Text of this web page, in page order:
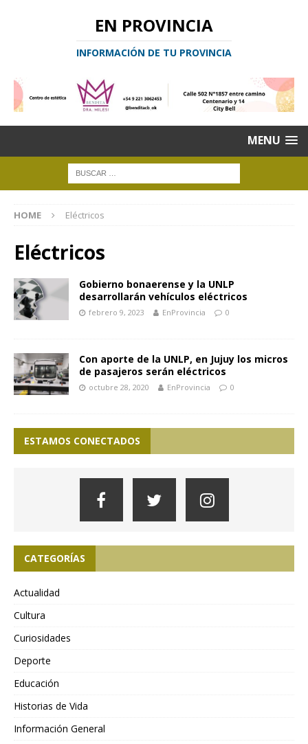
EN PROVINCIA
INFORMACIÓN DE TU PROVINCIA
MENU
HOME Eléctricos
Eléctricos
Gobierno bonaerense y la UNLP
desarrollarán vehículos eléctricos
febrero 9, 2023 EnProvincia 0
Con aporte de la UNLP, en Jujuy los micros
de pasajeros serán eléctricos
octubre 28, 2020 EnProvincia 0
ESTAMOS CONECTADOS
CATEGORÍAS
Actualidad
Cultura
Curiosidades
Deporte
Educación
Historias de Vida
Información General